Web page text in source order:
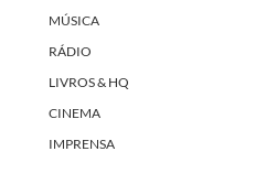
MÚSICA
RÁDIO
LIVROS & HQ
CINEMA
IMPRENSA